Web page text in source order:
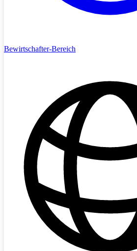
Bewirtschafter-Bereich